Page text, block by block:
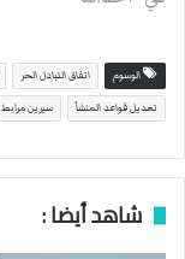
الوسوم اتفاق التبادل الحر
تعديل قواعد المنشأ سيرين مرابط
شاهد أيضا :